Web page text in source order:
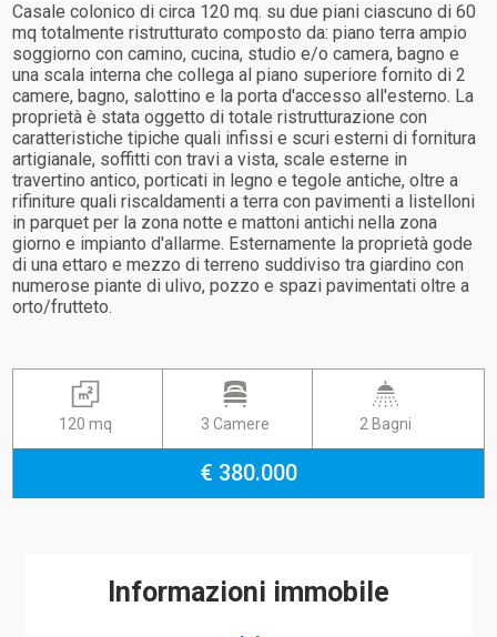
Casale colonico di circa 120 mq. su due piani ciascuno di 60
mq totalmente ristrutturato composto da: piano terra ampio
soggiorno con camino, cucina, studio e/o camera, bagno e
una scala interna che collega al piano superiore fornito di 2
camere, bagno, salottino e la porta d'accesso all'esterno. La
proprietà è stata oggetto di totale ristrutturazione con
caratteristiche tipiche quali infissi e scuri esterni di fornitura
artigianale, soffitti con travi a vista, scale esterne in
travertino antico, porticati in legno e tegole antiche, oltre a
rifiniture quali riscaldamenti a terra con pavimenti a listelloni
in parquet per la zona notte e mattoni antichi nella zona
giorno e impianto d'allarme. Esternamente la proprietà gode
di una ettaro e mezzo di terreno suddiviso tra giardino con
numerose piante di ulivo, pozzo e spazi pavimentati oltre a
orto/frutteto.
120 mq 3 Camere 2 Bagni
€ 380.000
Informazioni immobile